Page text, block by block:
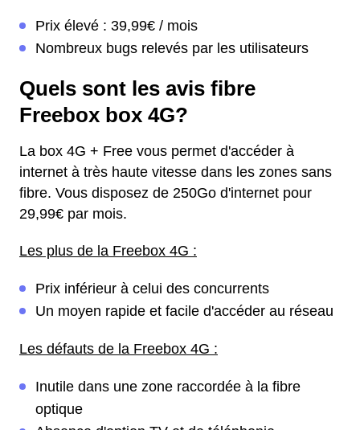
Prix élevé : 39,99€ / mois
Nombreux bugs relevés par les utilisateurs
Quels sont les avis fibre
Freebox box 4G?
La box 4G + Free vous permet d'accéder à
internet à très haute vitesse dans les zones sans
fibre. Vous disposez de 250Go d'internet pour
29,99€ par mois.
Les plus de la Freebox 4G :
Prix inférieur à celui des concurrents
Un moyen rapide et facile d'accéder au réseau
Les défauts de la Freebox 4G :
Inutile dans une zone raccordée à la fibre
optique